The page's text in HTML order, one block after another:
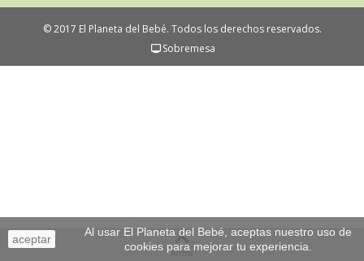
aceptar
Al usar El Planeta del Bebé, aceptas nuestro uso de
cookies para mejorar tu experiencia.
© 2017 El Planeta del Bebé. Todos los derechos reservados.
Sobremesa
Arriba